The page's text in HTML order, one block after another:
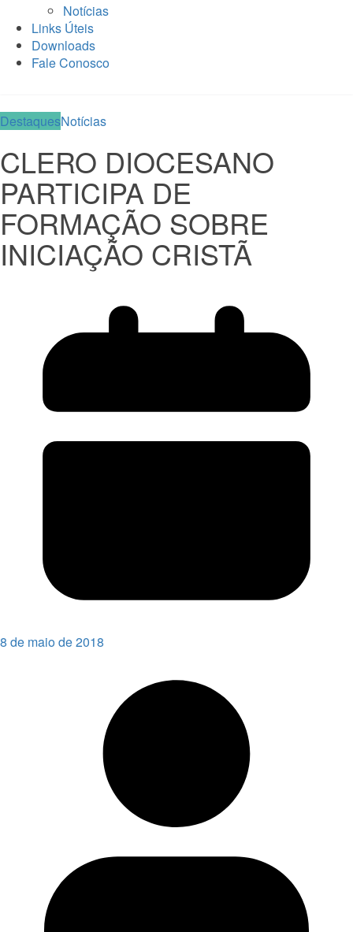
Notícias
Links Úteis
Downloads
Fale Conosco
DestaquesNotícias
CLERO DIOCESANO
PARTICIPA DE
FORMAÇÃO SOBRE
INICIAÇÃO CRISTÃ
8 de maio de 2018